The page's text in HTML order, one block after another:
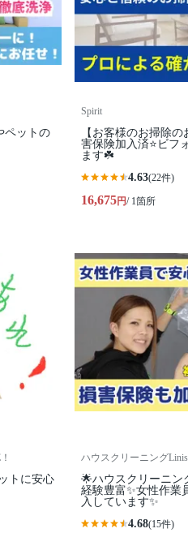
ペットの
Spirit
【お客様のお掃除の
害保険加入済⭐️ビフ
ます☘️
4.63(22件)
16,675円/ 1箇所
トに安心
ハウスクリーニングLinis
🌟ハウスクリーニン
経験豊富✨女性作業
入しています✨
4.68(15件)